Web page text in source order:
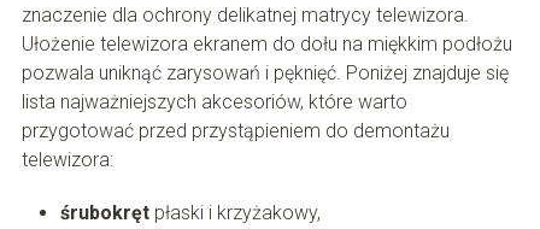
znaczenie dla ochrony delikatnej matrycy telewizora.
Ułożenie telewizora ekranem do dołu na miękkim podłożu
pozwala uniknąć zarysowań i pęknięć. Poniżej znajduje się
lista najważniejszych akcesoriów, które warto
przygotować przed przystąpieniem do demontażu
telewizora:
śrubokrętpłaski i krzyżakowy,